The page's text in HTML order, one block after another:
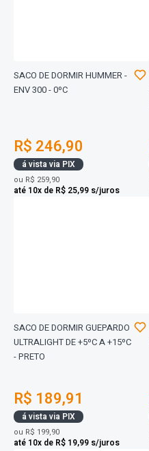
SACO DE DORMIR HUMMER -
ENV 300 - 0ºC
R$ 246,90
á vista via PIX
ou R$ 259,90
até 10x de R$ 25,99 s/juros
SACO DE DORMIR GUEPARDO
ULTRALIGHT DE +5ºC A +15ºC
- PRETO
R$ 189,91
á vista via PIX
ou R$ 199,90
até 10x de R$ 19,99 s/juros